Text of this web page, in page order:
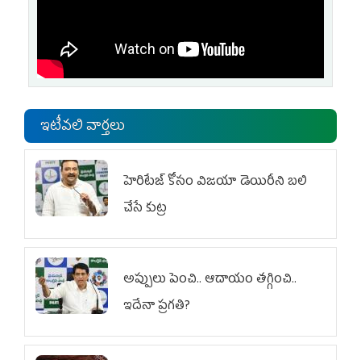
ఇటీవలి వార్తలు
హెరిటేజ్ కోసం విజయా డెయిరీని బలి
చేసే కుట్ర‌
అప్పులు పెంచి.. ఆదాయం తగ్గించి..
ఇదేనా ప్రగతి?